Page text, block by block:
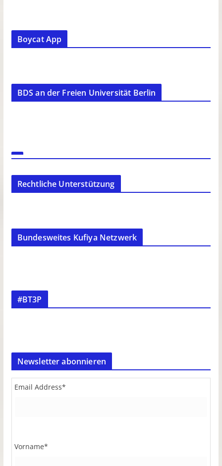
Boycat App
BDS an der Freien Universität Berlin
Rechtliche Unterstützung
Bundesweites Kufiya Netzwerk
#BT3P
Newsletter abonnieren
Email Address*
Vorname*